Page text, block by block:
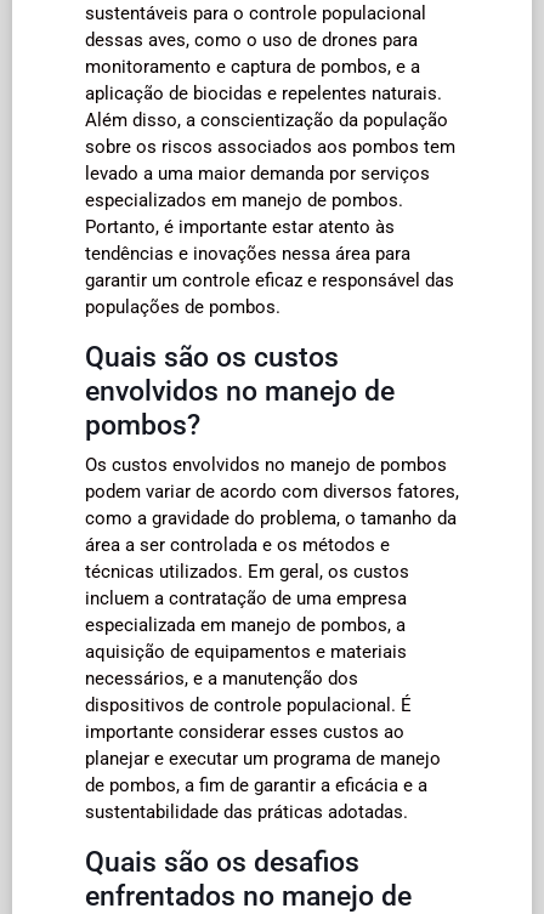
sustentáveis para o controle populacional
dessas aves, como o uso de drones para
monitoramento e captura de pombos, e a
aplicação de biocidas e repelentes naturais.
Além disso, a conscientização da população
sobre os riscos associados aos pombos tem
levado a uma maior demanda por serviços
especializados em manejo de pombos.
Portanto, é importante estar atento às
tendências e inovações nessa área para
garantir um controle eficaz e responsável das
populações de pombos.
Quais são os custos
envolvidos no manejo de
pombos?
Os custos envolvidos no manejo de pombos
podem variar de acordo com diversos fatores,
como a gravidade do problema, o tamanho da
área a ser controlada e os métodos e
técnicas utilizados. Em geral, os custos
incluem a contratação de uma empresa
especializada em manejo de pombos, a
aquisição de equipamentos e materiais
necessários, e a manutenção dos
dispositivos de controle populacional. É
importante considerar esses custos ao
planejar e executar um programa de manejo
de pombos, a fim de garantir a eficácia e a
sustentabilidade das práticas adotadas.
Quais são os desafios
enfrentados no manejo de